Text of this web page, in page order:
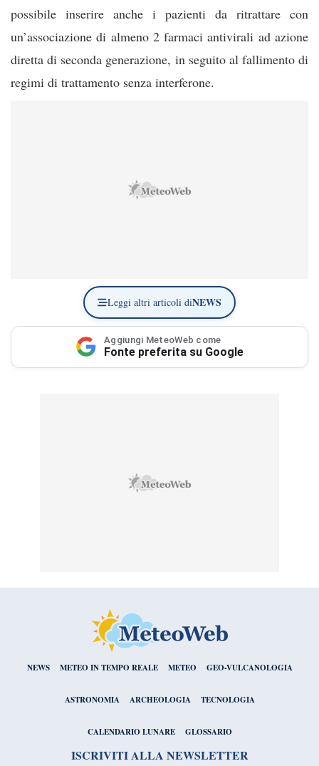
possibile inserire anche i pazienti da ritrattare con
un’associazione di almeno 2 farmaci antivirali ad azione
diretta di seconda generazione, in seguito al fallimento di
regimi di trattamento senza interferone.
Leggi altri articoli diNEWS
Aggiungi MeteoWeb come
Fonte preferita su Google
NEWS METEO IN TEMPO REALE METEO GEO-VULCANOLOGIA
ASTRONOMIA ARCHEOLOGIA TECNOLOGIA
CALENDARIO LUNARE GLOSSARIO
ISCRIVITI ALLA NEWSLETTER